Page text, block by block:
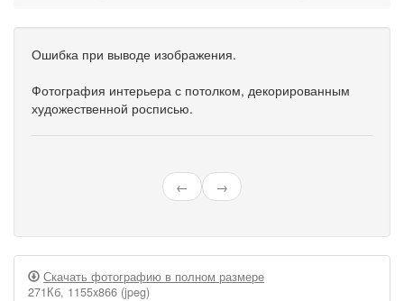
Ошибка при выводе изображения.
Фотография интерьера с потолком, декорированным
художественной росписью.
← →
Скачать фотографию в полном размере
271Кб, 1155x866 (jpeg)